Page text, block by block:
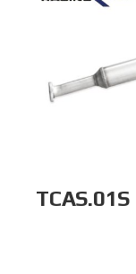
TCAS.01S